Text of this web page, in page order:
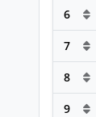
6
7
8
9